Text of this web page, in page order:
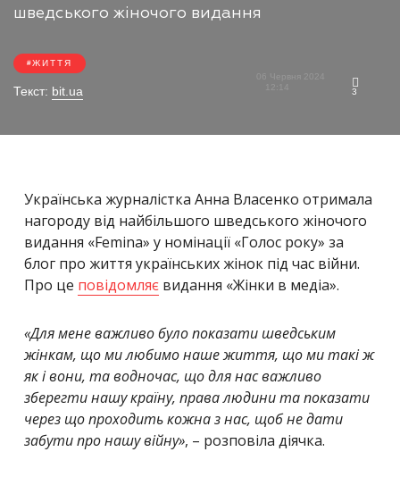
шведського жіночого видання
ЖИТТЯ
Текст: bit.ua 3
Українська журналістка Анна Власенко отримала
нагороду від найбільшого шведського жіночого
видання «Femina» у номінації «Голос року» за
блог про життя українських жінок під час війни.
Про це повідомляє видання «Жінки в медіа».
«Для мене важливо було показати шведським
жінкам, що ми любимо наше життя, що ми такі ж
як і вони, та водночас, що для нас важливо
зберегти нашу країну, права людини та показати
через що проходить кожна з нас, щоб не дати
забути про нашу війну», – розповіла діячка.